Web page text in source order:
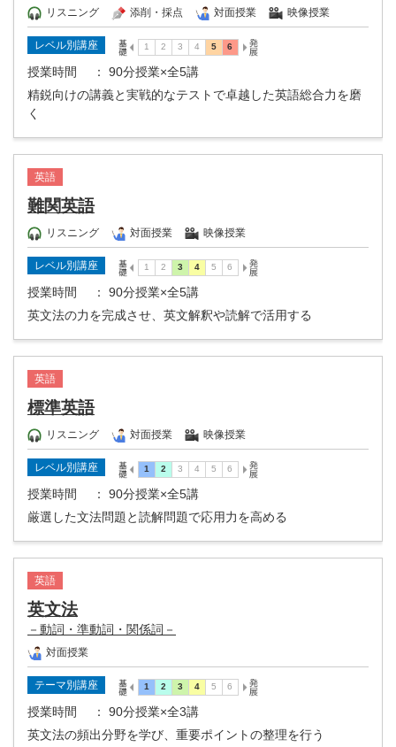
リスニング 添削・採点 対面授業 映像授業
レベル別講座
授業時間
： 90分授業×全5講
精鋭向けの講義と実戦的なテストで卓越した英語総合力を磨
く
英語
難関英語
リスニング 対面授業 映像授業
レベル別講座
授業時間
： 90分授業×全5講
英文法の力を完成させ、英文解釈や読解で活用する
英語
標準英語
リスニング 対面授業 映像授業
レベル別講座
授業時間
： 90分授業×全5講
厳選した文法問題と読解問題で応用力を高める
英語
英文法
－動詞・準動詞・関係詞－
対面授業
テーマ別講座
授業時間
： 90分授業×全3講
英文法の頻出分野を学び、重要ポイントの整理を行う